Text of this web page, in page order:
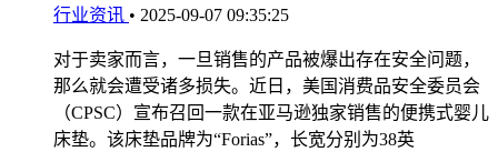
行业资讯 • 2025-09-07 09:35:25
对于卖家而言，一旦销售的产品被爆出存在安全问题，
那么就会遭受诸多损失。近日，美国消费品安全委员会
（CPSC）宣布召回一款在亚马逊独家销售的便携式婴儿
床垫。该床垫品牌为“Forias”，长宽分别为38英